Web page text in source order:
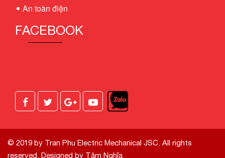
An toàn điện
FACEBOOK
© 2019 by Tran Phu Electric Mechanical JSC. All rights
reserved. Designed by Tâm Nghĩa